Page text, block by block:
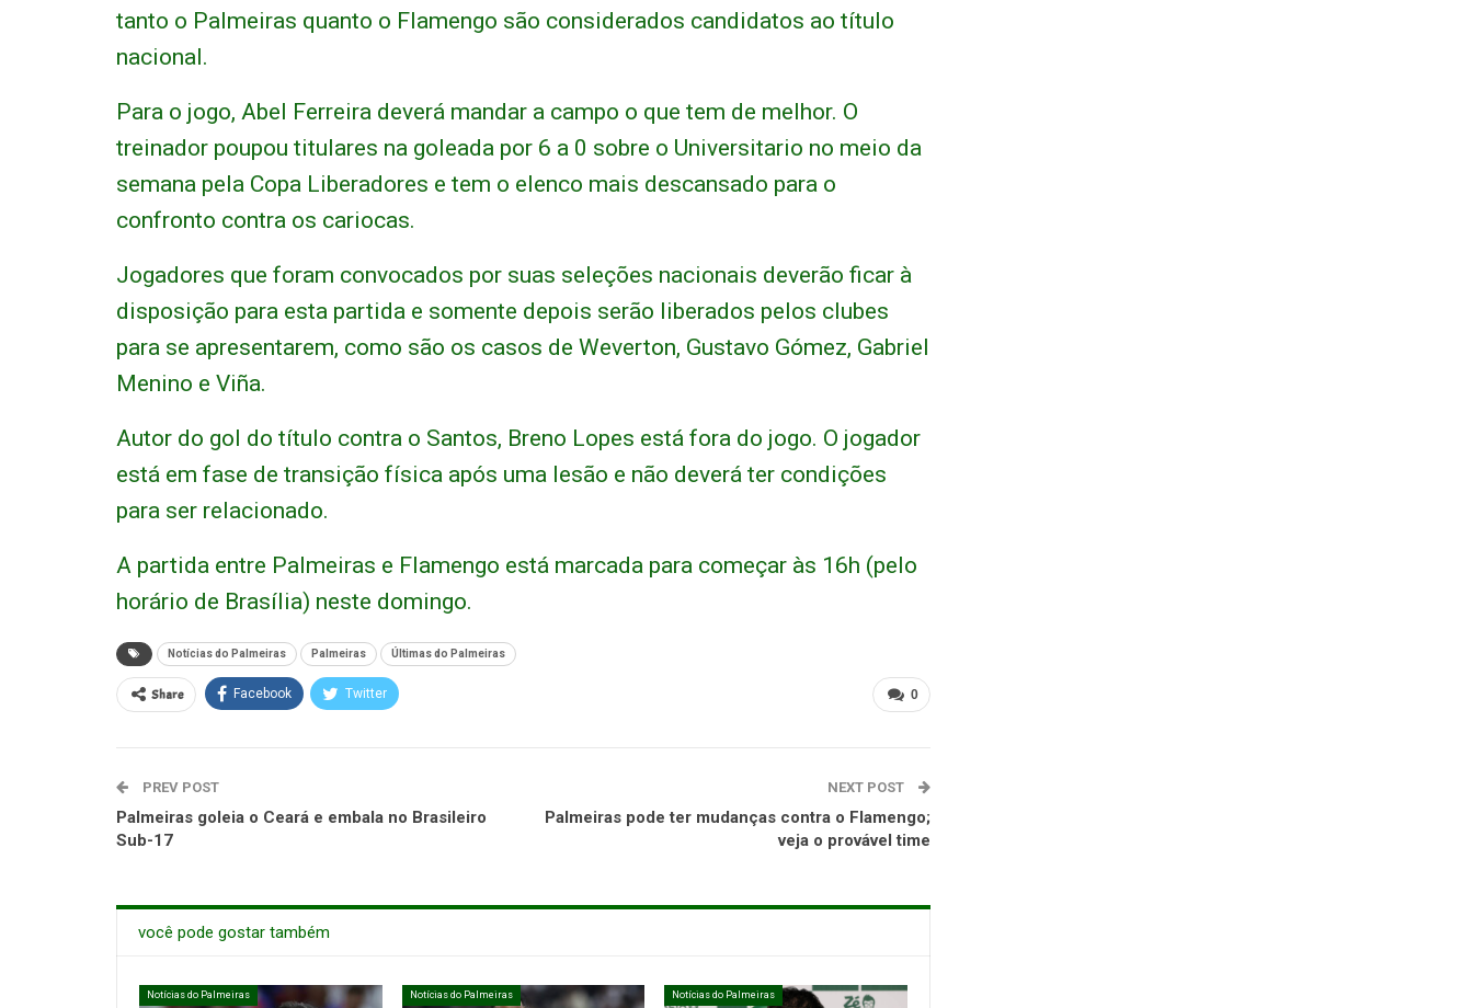
tanto o Palmeiras quanto o Flamengo são considerados candidatos ao título
nacional.
Para o jogo, Abel Ferreira deverá mandar a campo o que tem de melhor. O
treinador poupou titulares na goleada por 6 a 0 sobre o Universitario no meio da
semana pela Copa Liberadores e tem o elenco mais descansado para o
confronto contra os cariocas.
Jogadores que foram convocados por suas seleções nacionais deverão ficar à
disposição para esta partida e somente depois serão liberados pelos clubes
para se apresentarem, como são os casos de Weverton, Gustavo Gómez, Gabriel
Menino e Viña.
Autor do gol do título contra o Santos, Breno Lopes está fora do jogo. O jogador
está em fase de transição física após uma lesão e não deverá ter condições
para ser relacionado.
A partida entre Palmeiras e Flamengo está marcada para começar às 16h (pelo
horário de Brasília) neste domingo.
Notícias do Palmeiras Palmeiras Últimas do Palmeiras
0
Share Facebook Twitter
PREV POST
Palmeiras goleia o Ceará e embala no Brasileiro
Sub-17
NEXT POST
Palmeiras pode ter mudanças contra o Flamengo;
veja o provável time
você pode gostar também
Notícias do Palmeiras Notícias do Palmeiras Notícias do Palmeiras